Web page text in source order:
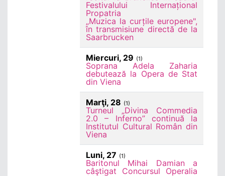
Festivalului Internațional
Propatria
„Muzica la curțile europene",
în transmisiune directă de la
Saarbrucken
Miercuri, 29 (1)
Soprana Adela Zaharia
debutează la Opera de Stat
din Viena
Marţi, 28 (1)
Turneul „Divina Commedia
2.0 – Inferno” continuă la
Institutul Cultural Român din
Viena
Luni, 27 (1)
Baritonul Mihai Damian a
câştigat Concursul Operalia